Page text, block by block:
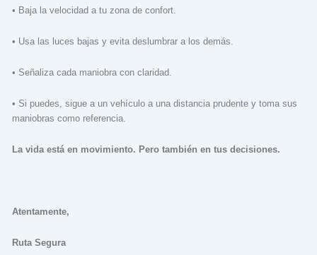
• Baja la velocidad a tu zona de confort.
• Usa las luces bajas y evita deslumbrar a los demás.
• Señaliza cada maniobra con claridad.
• Si puedes, sigue a un vehículo a una distancia prudente y toma sus
maniobras como referencia.
La vida está en movimiento. Pero también en tus decisiones.
Atentamente,
Ruta Segura